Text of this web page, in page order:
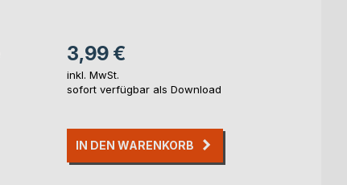
3,99 €
inkl. MwSt.
sofort verfügbar als Download
IN DEN WARENKORB